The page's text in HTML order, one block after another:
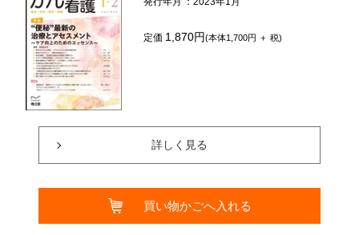
定価 1,870円(本体1,700円 ＋ 税)
詳しく見る
買い物かごへ入れる